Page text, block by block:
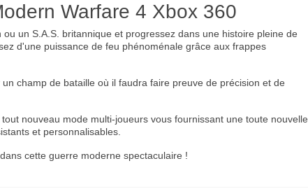
Warfare 4 Xbox 360
un S.A.S. britannique et progressez dans une histoire pleine de
d'une puissance de feu phénoménale grâce aux frappes
champ de bataille où il faudra faire preuve de précision et de
nouveau mode multi-joueurs vous fournissant une toute nouvelle
et personnalisables.
cette guerre moderne spectaculaire !